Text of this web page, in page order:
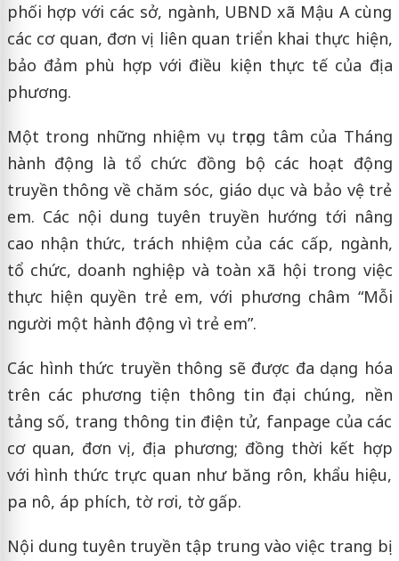
phối hợp với các sở, ngành, UBND xã Mậu A cùng
các cơ quan, đơn vị liên quan triển khai thực hiện,
bảo đảm phù hợp với điều kiện thực tế của địa
phương.
Một trong những nhiệm vụ trọng tâm của Tháng
hành động là tổ chức đồng bộ các hoạt động
truyền thông về chăm sóc, giáo dục và bảo vệ trẻ
em. Các nội dung tuyên truyền hướng tới nâng
cao nhận thức, trách nhiệm của các cấp, ngành,
tổ chức, doanh nghiệp và toàn xã hội trong việc
thực hiện quyền trẻ em, với phương châm “Mỗi
người một hành động vì trẻ em”.
Các hình thức truyền thông sẽ được đa dạng hóa
trên các phương tiện thông tin đại chúng, nền
tảng số, trang thông tin điện tử, fanpage của các
cơ quan, đơn vị, địa phương; đồng thời kết hợp
với hình thức trực quan như băng rôn, khẩu hiệu,
pa nô, áp phích, tờ rơi, tờ gấp.
Nội dung tuyên truyền tập trung vào việc trang bị